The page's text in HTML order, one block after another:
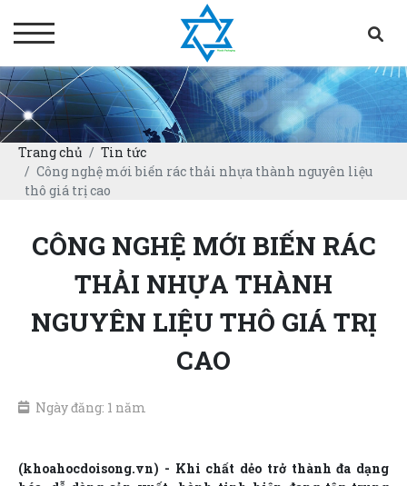
Trang chủ
Tin tức
Công nghệ mới biến rác thải nhựa thành nguyên liệu
thô giá trị cao
CÔNG NGHỆ MỚI BIẾN RÁC
THẢI NHỰA THÀNH
NGUYÊN LIỆU THÔ GIÁ TRỊ
CAO
Ngày đăng: 1 năm
(khoahocdoisong.vn) - Khi chất dẻo trở thành đa dạng